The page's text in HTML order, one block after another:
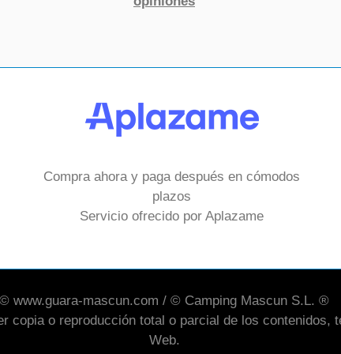
Compra ahora y paga después en cómodos
plazos
Servicio ofrecido por Aplazame
© www.guara-mascun.com / © Camping Mascun S.L. ®
copia o reproducción total o parcial de los
Web.